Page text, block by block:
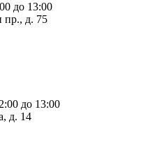
до 13:00
пр., д. 75
до 13:00
д. 14